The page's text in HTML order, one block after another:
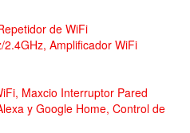
de WiFi
Amplificador WiFi
Maxcio Interruptor Pared
y Google Home, Control de